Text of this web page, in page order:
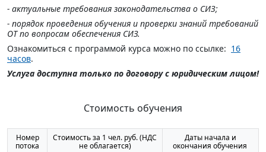
- актуальные требования законодательства о СИЗ;
- порядок проведения обучения и проверки знаний требований
ОТ по вопросам обеспечения СИЗ.
Ознакомиться с программой курса можно по ссылке: 16
часов.
Услуга доступна только по договору с юридическим лицом!
Стоимость обучения
Номер
потока
Стоимость за 1 чел. руб. (НДС
не облагается)
Даты начала и
окончания обучения